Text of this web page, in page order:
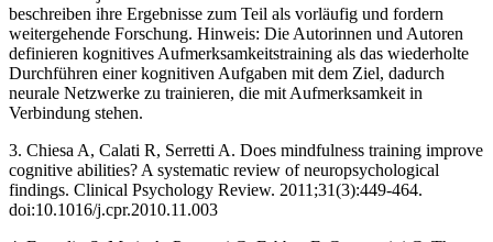
beschreiben ihre Ergebnisse zum Teil als vorläufig und fordern
weitergehende Forschung. Hinweis: Die Autorinnen und Autoren
definieren kognitives Aufmerksamkeitstraining als das wiederholte
Durchführen einer kognitiven Aufgaben mit dem Ziel, dadurch
neurale Netzwerke zu trainieren, die mit Aufmerksamkeit in
Verbindung stehen.
3. Chiesa A, Calati R, Serretti A. Does mindfulness training improve
cognitive abilities? A systematic review of neuropsychological
findings. Clinical Psychology Review. 2011;31(3):449-464.
doi:10.1016/j.cpr.2010.11.003 ‌